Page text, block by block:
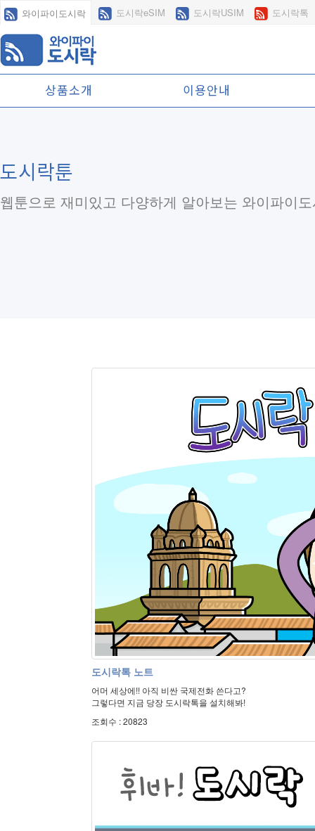
와이파이도시락 도시락eSIM 도시락USIM 도시락톡
상품소개 이용안내
도시락툰
웹툰으로 재미있고 다양하게 알아보는 와이파이
도시락톡 노트
어머 세상에!! 아직 비싼 국제전화 쓴다고?
그렇다면 지금 당장 도시락톡을 설치해봐!
조회수 : 20823